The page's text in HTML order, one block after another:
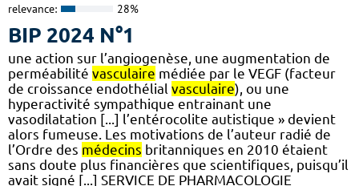
relevance: 28%
BIP 2024 N°1
une action sur l’angiogenèse, une augmentation de
perméabilité vasculaire médiée par le VEGF (facteur
de croissance endothélial vasculaire), ou une
hyperactivité sympathique entrainant une
vasodilatation [...] l’entérocolite autistique » devient
alors fumeuse. Les motivations de l’auteur radié de
l’Ordre des médecins britanniques en 2010 étaient
sans doute plus financières que scientifiques, puisqu’il
avait signé [...] SERVICE DE PHARMACOLOGIE